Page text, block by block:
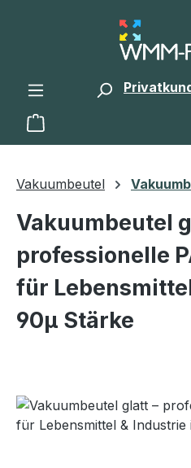
Zum Hauptinhalt springen
Warenkorb enthält 0
Vakuumbeutel
Vakuumbeutel
professionelle
für
90µ Stärke
Bildergalerie überspringen